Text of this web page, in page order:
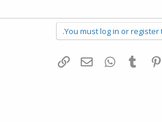
You must log in or register
Pinterest
Tumblr
WhatsAppדואר אלקטרוני